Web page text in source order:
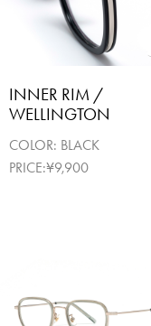
INNER RIM /
WELLINGTON
COLOR: BLACK
PRICE:¥9,900